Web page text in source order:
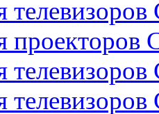
телевизоров
проекторов
телевизоров
телевизоров